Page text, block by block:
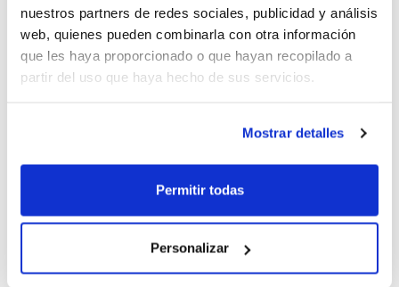
nuestros partners de redes sociales, publicidad y análisis
web, quienes pueden combinarla con otra información
que les haya proporcionado o que hayan recopilado a
partir del uso que haya hecho de sus servicios.
Mostrar detalles
Permitir todas
Personalizar
jugadors/es estan podent treballar els
fonaments tècnics més importants d'una
forma especialitzada, amb enregistraments